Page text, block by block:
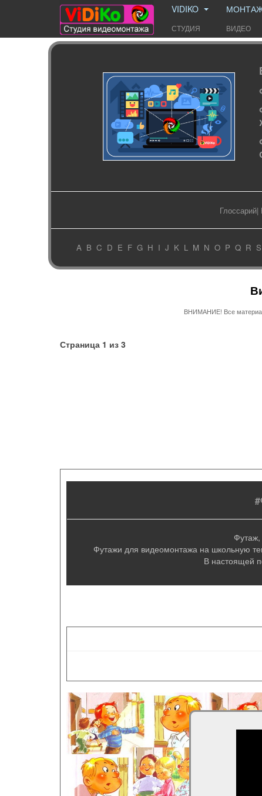
VIDIKO
СТУДИЯ ВИДЕО
Глоссарий|
A B C D E F G H I J K L M N O P Q R S
ВНИМАНИЕ! Все
Страница 1 из 3
Футажи для видеомонтажа на школьную
В настоящей